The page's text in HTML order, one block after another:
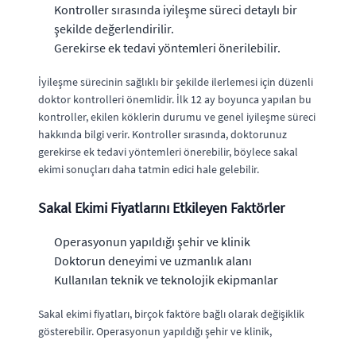
Kontroller sırasında iyileşme süreci detaylı bir
şekilde değerlendirilir.
Gerekirse ek tedavi yöntemleri önerilebilir.
İyileşme sürecinin sağlıklı bir şekilde ilerlemesi için düzenli
doktor kontrolleri önemlidir. İlk 12 ay boyunca yapılan bu
kontroller, ekilen köklerin durumu ve genel iyileşme süreci
hakkında bilgi verir. Kontroller sırasında, doktorunuz
gerekirse ek tedavi yöntemleri önerebilir, böylece sakal
ekimi sonuçları daha tatmin edici hale gelebilir.
Sakal Ekimi Fiyatlarını Etkileyen Faktörler
Operasyonun yapıldığı şehir ve klinik
Doktorun deneyimi ve uzmanlık alanı
Kullanılan teknik ve teknolojik ekipmanlar
Sakal ekimi fiyatları, birçok faktöre bağlı olarak değişiklik
gösterebilir. Operasyonun yapıldığı şehir ve klinik,